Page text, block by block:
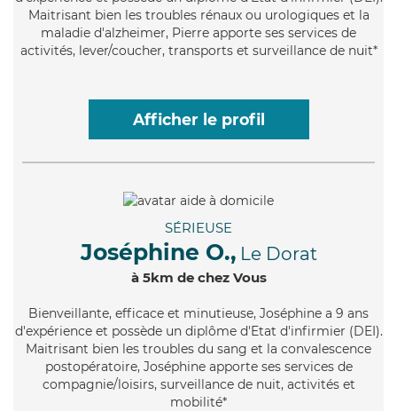
Maitrisant bien les troubles rénaux ou urologiques et la
maladie d'alzheimer, Pierre apporte ses services de
activités, lever/coucher, transports et surveillance de nuit*
Afficher le profil
SÉRIEUSE
Joséphine O., Le Dorat
à 5km de chez Vous
Bienveillante, efficace et minutieuse, Joséphine a 9 ans
d'expérience et possède un diplôme d'Etat d'infirmier (DEI).
Maitrisant bien les troubles du sang et la convalescence
postopératoire, Joséphine apporte ses services de
compagnie/loisirs, surveillance de nuit, activités et
mobilité*